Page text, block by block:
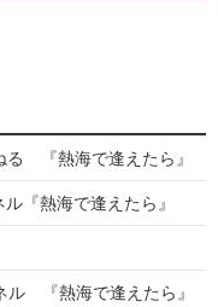
『熱海で逢えたら』
『熱海で逢えたら』
『熱海で逢えたら』